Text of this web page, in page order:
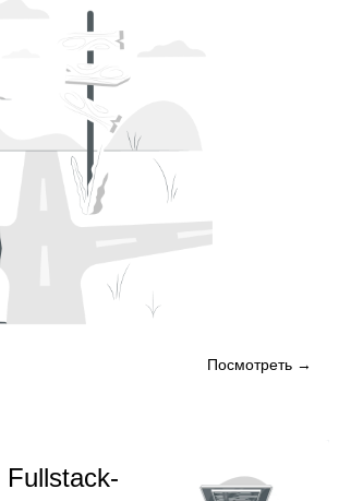
Посмотреть →
Fullstack-